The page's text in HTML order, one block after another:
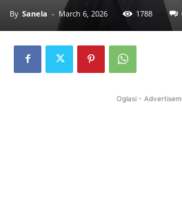
By Sanela - March 6, 2026 1788
Oglasi -